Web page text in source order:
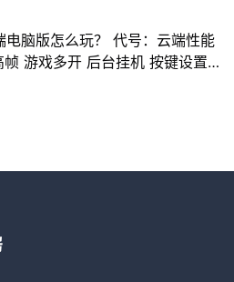
电脑版怎么玩？ 代号：云端性能
游戏多开 后台挂机 按键设置